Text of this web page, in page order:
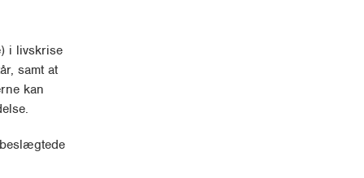
i livskrise
samt at
kan